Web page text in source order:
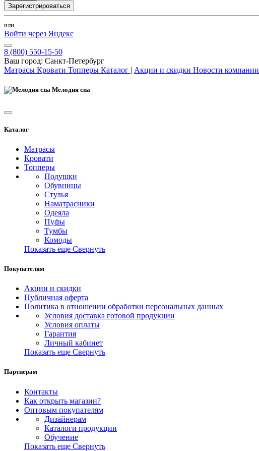
Зарегистрироваться
или
Войти через Яндекс
8 (800) 550-15-50
Ваш город: Санкт-Петербург
Матрасы Кровати Топперы Каталог | Акции и скидки Новости компании
Мелодия сна
Каталог
Матрасы
Кровати
Топперы
Подушки
Обувницы
Стулья
Наматрасники
Одеяла
Пуфы
Тумбы
Комоды
Показать еще Свернуть
Покупателям
Акции и скидки
Публичная оферта
Политика в отношении обработки персональных данных
Условия доставка готовой продукции
Условия оплаты
Гарантия
Личный кабинет
Показать еще Свернуть
Партнерам
Контакты
Как открыть магазин?
Оптовым покупателям
Дизайнерам
Каталоги продукции
Обучение
Показать еще Свернуть